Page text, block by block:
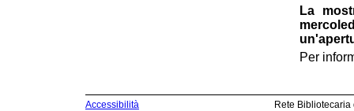
La
Per
Accessibilità
Rete